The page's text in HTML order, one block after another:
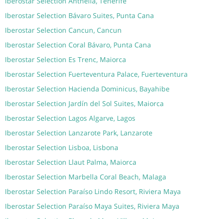
Iberostar Selection Bávaro Suites, Punta Cana
Iberostar Selection Cancun, Cancun
Iberostar Selection Coral Bávaro, Punta Cana
Iberostar Selection Es Trenc, Maiorca
Iberostar Selection Fuerteventura Palace, Fuerteventura
Iberostar Selection Hacienda Dominicus, Bayahibe
Iberostar Selection Jardín del Sol Suites, Maiorca
Iberostar Selection Lagos Algarve, Lagos
Iberostar Selection Lanzarote Park, Lanzarote
Iberostar Selection Lisboa, Lisbona
Iberostar Selection Llaut Palma, Maiorca
Iberostar Selection Marbella Coral Beach, Malaga
Iberostar Selection Paraíso Lindo Resort, Riviera Maya
Iberostar Selection Paraíso Maya Suites, Riviera Maya